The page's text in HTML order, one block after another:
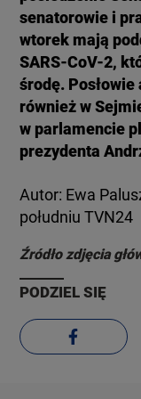
senatorowie i
wtorek mają
SARS-CoV-2,
środę.
również w
w parlamencie
prezydenta
Autor: Ewa
południu TVN24
Źródło zdjęcia
PODZIEL SIĘ